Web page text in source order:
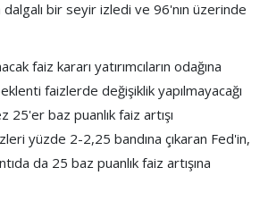
bir seyir izledi ve 96'nın üzerinde
faiz kararı yatırımcıların odağına
faizlerde değişiklik yapılmayacağı
25'er baz puanlık faiz artışı
yüzde 2-2,25 bandına çıkaran Fed'in,
da 25 baz puanlık faiz artışına